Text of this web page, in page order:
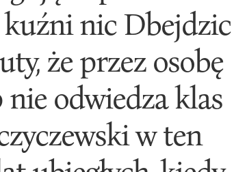
nic Dbejdzic
że przez osobę
nie odwiedza klas
w ten